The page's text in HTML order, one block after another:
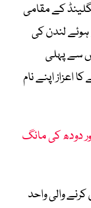
کے مقامی
ہوئے لندن کی
سے پہلی
اعزاز اپنے نام
دودھ کی مانگ
والی واحد